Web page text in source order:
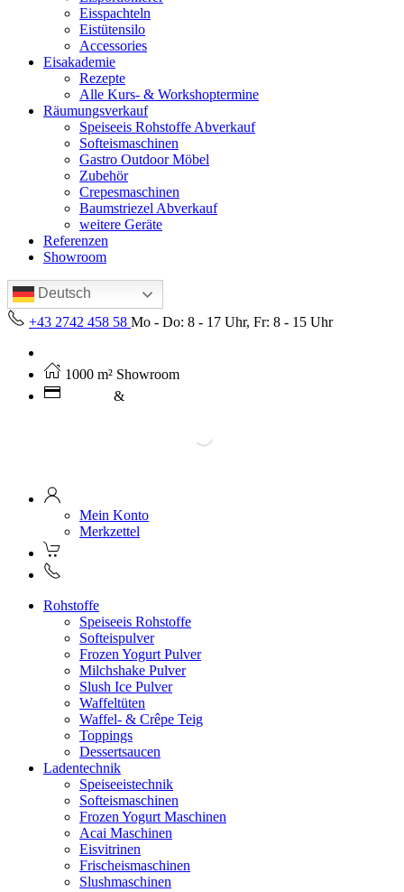
Eisspachteln
Eistütensilo
Accessories
Eisakademie
Rezepte
Alle Kurs- & Workshoptermine
Räumungsverkauf
Speiseeis Rohstoffe Abverkauf
Softeismaschinen
Gastro Outdoor Möbel
Zubehör
Crepesmaschinen
Baumstriezel Abverkauf
weitere Geräte
Referenzen
Showroom
Deutsch
+43 2742 458 58 Mo - Do: 8 - 17 Uhr, Fr: 8 - 15 Uhr
1000 m² Showroom
&
Mein Konto
Merkzettel
Rohstoffe
Speiseeis Rohstoffe
Softeispulver
Frozen Yogurt Pulver
Milchshake Pulver
Slush Ice Pulver
Waffeltüten
Waffel- & Crêpe Teig
Toppings
Dessertsaucen
Ladentechnik
Speiseeistechnik
Softeismaschinen
Frozen Yogurt Maschinen
Acai Maschinen
Eisvitrinen
Frischeismaschinen
Slushmaschinen